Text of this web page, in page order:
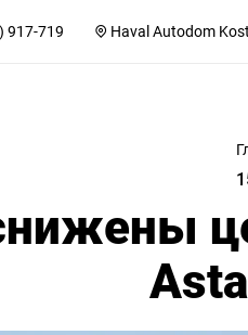
917-719 Haval Autodom